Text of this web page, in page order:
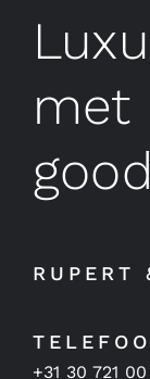
met
RUPERT
+31 30 721